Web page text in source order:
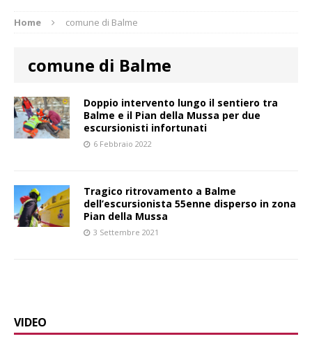
Home comune di Balme
comune di Balme
Doppio intervento lungo il sentiero tra
Balme e il Pian della Mussa per due
escursionisti infortunati
6 Febbraio 2022
Tragico ritrovamento a Balme
dell’escursionista 55enne disperso in zona
Pian della Mussa
3 Settembre 2021
VIDEO